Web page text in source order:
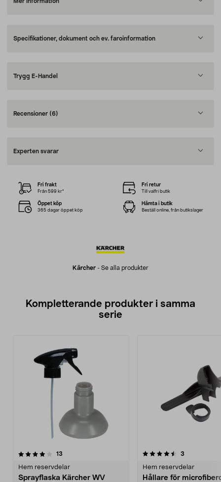
Specifikationer, dokument och ev. faroinformation
Trygg E-Handel
Recensioner (6)
Experten svarar
Kärcher - Se alla produkter
Fri frakt
Från 599 kr*
Fri retur
Till valfri butik
Öppet köp
365 dagar öppet köp
Hämta i butik
Beställ online, från butikslager
Kompletterande produkter i samma
serie
13
Hem reservdelar
Sprayflaska Kärcher WV
4.5av 5 stjärnor 3
Hem reservdelar
Hållare för
0.0 av 5 stjärnor